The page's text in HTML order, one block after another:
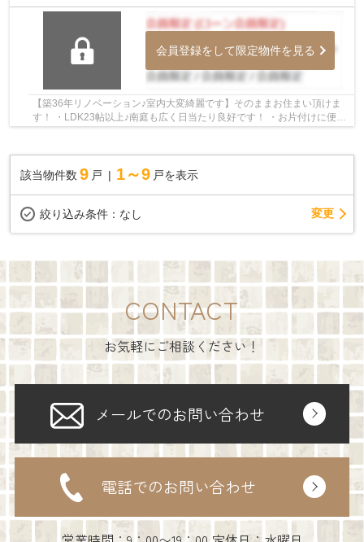
会員登録をして限定物件を見る
【築36年リノベーション♪室内大変綺麗です】そのままお住まい頂けま
す！ ・LDK23帖以上♪南庭も広く日当たり良好です！ ・お片付けに便利
なWIC・書斎・納戸・ファミリークローク付き♪ ...
該当物件数 9 戸 1～9 戸を表示
絞り込み条件： なし 変更
CONTACT
お気軽にご相談ください！
メールでのお問い合わせ
電話でのお問い合わせ